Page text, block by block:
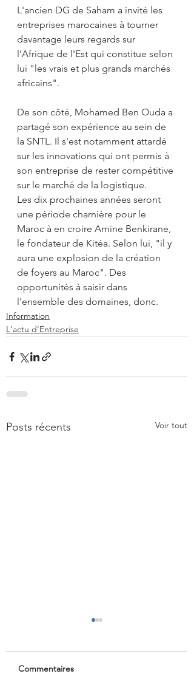
L'ancien DG de Saham a invité les
entreprises marocaines à tourner
davantage leurs regards sur
l'Afrique de l'Est qui constitue selon
lui "les vrais et plus grands marchés
africains".
De son côté, Mohamed Ben Ouda a
partagé son expérience au sein de
la SNTL. Il s'est notamment attardé
sur les innovations qui ont permis à
son entreprise de rester compétitive
sur le marché de la logistique.
Les dix prochaines années seront
une période charnière pour le
Maroc à en croire Amine Benkirane,
le fondateur de Kitéa. Selon lui, "il y
aura une explosion de la création
de foyers au Maroc". Des
opportunités à saisir dans
l'ensemble des domaines, donc.
Information
L'actu d'Entreprise
Posts récents Voir tout
Commentaires